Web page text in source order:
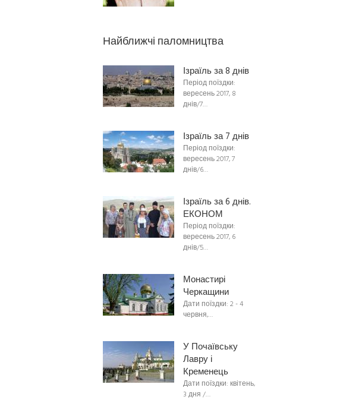
Найближчі паломництва
Ізраїль за 8 днів
Період поїздки:
вересень 2017, 8
днів/7…
Ізраїль за 7 днів
Період поїздки:
вересень 2017, 7
днів/6…
Ізраїль за 6 днів.
ЕКОНОМ
Період поїздки:
вересень 2017, 6
днів/5…
Монастирі
Черкащини
Дати поїздки: 2 - 4
червня,…
У Почаївську
Лавру і
Кременець
Дати поїздки: квітень,
3 дня /…